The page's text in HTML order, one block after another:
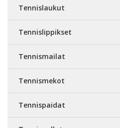
Tennislaukut
Tennislippikset
Tennismailat
Tennismekot
Tennispaidat